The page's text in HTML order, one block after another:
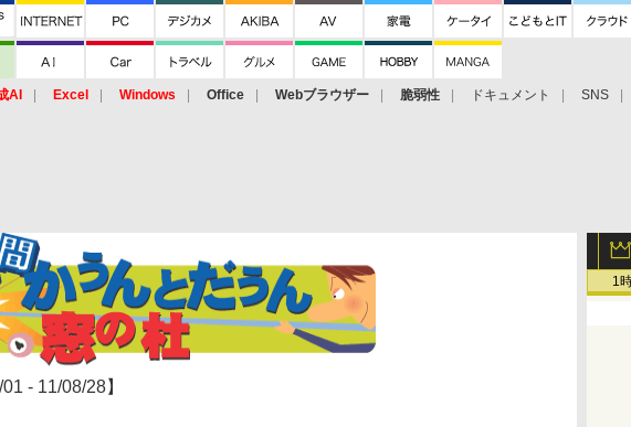
AI Excel Windows Office Webブラウザー 脆弱性 ドキュメント SNS
1
- 11/08/28】